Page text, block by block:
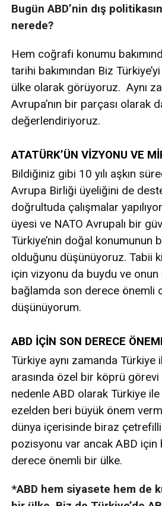
Bugün ABD’nin dış
nerede?
Hem coğrafi konumu
tarihi bakımından Biz
ülke olarak görüyoruz. Aynı
Avrupa’nın bir parçası olarak
değerlendiriyoruz.
ATATÜRK’ÜN VİZYONU VE
Bildiğiniz gibi 10 yılı aşkın
Avrupa Birliği üyeliğini de
doğrultuda çalışmalar
üyesi ve NATO Avrupalı bir
Türkiye’nin doğal konumunun
olduğunu düşünüyoruz. Tabii
için vizyonu da buydu ve onun
bağlamda son derece önemli
düşünüyorum.
ABD İÇİN SON DERECE
Türkiye aynı zamanda Türkiye
arasında özel bir köprü
nedenle ABD olarak Türkiye
ezelden beri büyük önem
dünya içerisinde biraz
pozisyonu var ancak ABD için
derece önemli bir ülke.
*ABD hem siyasete hem de